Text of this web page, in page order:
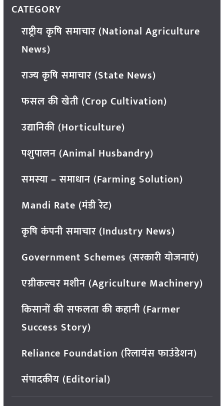
CATEGORY
राष्ट्रीय कृषि समाचार (National Agriculture
News)
राज्य कृषि समाचार (State News)
फसल की खेती (Crop Cultivation)
उद्यानिकी (Horticulture)
पशुपालन (Animal Husbandry)
समस्या – समाधान (Farming Solution)
Mandi Rate (मंडी रेट)
कृषि कंपनी समाचार (Industry News)
Government Schemes (सरकारी योजनाएं)
एग्रीकल्चर मशीन (Agriculture Machinery)
किसानों की सफलता की कहानी (Farmer
Success Story)
Reliance Foundation (रिलायंस फाउंडेशन)
संपादकीय (Editorial)